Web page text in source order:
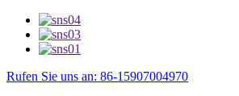
Rufen Sie uns an: 86-15907004970